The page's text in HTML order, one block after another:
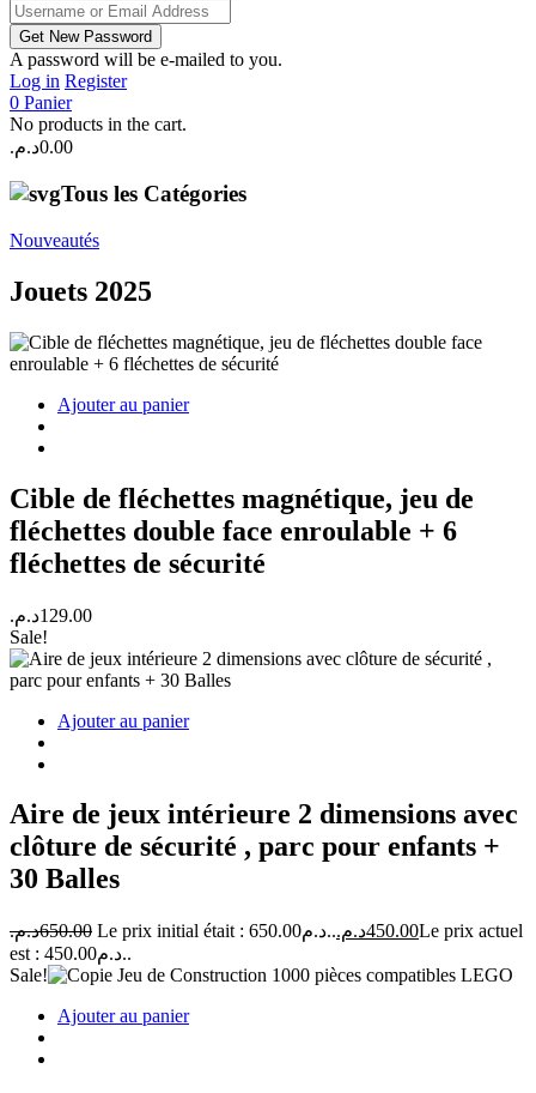
A password will be e-mailed to you.
Log in Register
0 Panier
No products in the cart.
0.00د.م.
Tous les Catégories
Nouveautés
Jouets 2025
Ajouter au panier
Cible de fléchettes magnétique, jeu de
fléchettes double face enroulable + 6
fléchettes de sécurité
129.00د.م.
Sale!
Ajouter au panier
Aire de jeux intérieure 2 dimensions avec
clôture de sécurité , parc pour enfants +
30 Balles
650.00د.م. Le prix initial était : 650.00د.م.. 450.00د.م.
Le prix actuel
est : 450.00د.م..
Sale!
Ajouter au panier